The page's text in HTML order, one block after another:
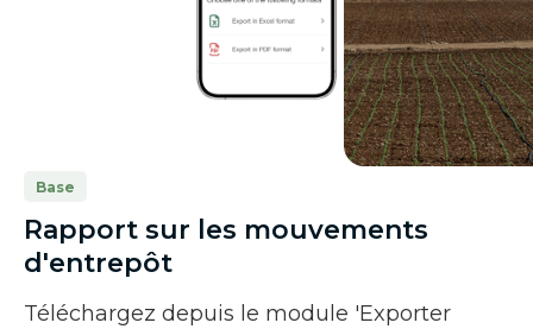
Base
Rapport sur les mouvements
d'entrepôt
Téléchargez depuis le module 'Exporter